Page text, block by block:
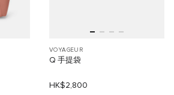
VOYAGEUR
Q 手提袋
HK$2,800